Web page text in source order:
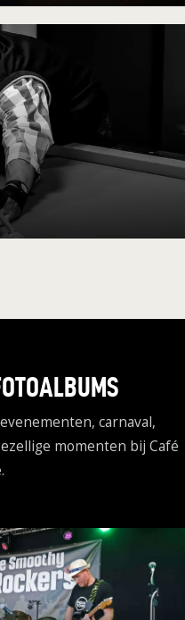
carnaval,
momenten bij Café